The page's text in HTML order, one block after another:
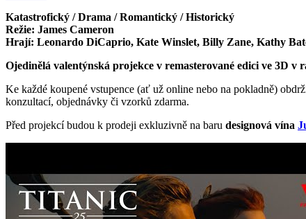
Katastrofický / Drama / Romantický / Historický
Režie: James Cameron
Hrají: Leonardo DiCaprio, Kate Winslet, Billy Zane, Kathy
Ojedinělá valentýnská projekce v remasterované edici ve 3D v
Ke každé koupené vstupence (ať už online nebo na pokladně)
konzultací, objednávky či vzorků zdarma.
Před projekcí budou k prodeji exkluzivně na baru designová vína